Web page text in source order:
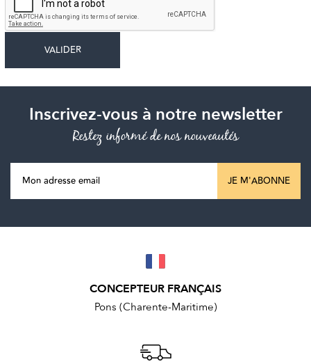
Inscrivez-vous à notre newsletter
Restez informé de nos nouveautés
JE M'ABONNE
CONCEPTEUR FRANÇAIS
Pons (Charente-Maritime)